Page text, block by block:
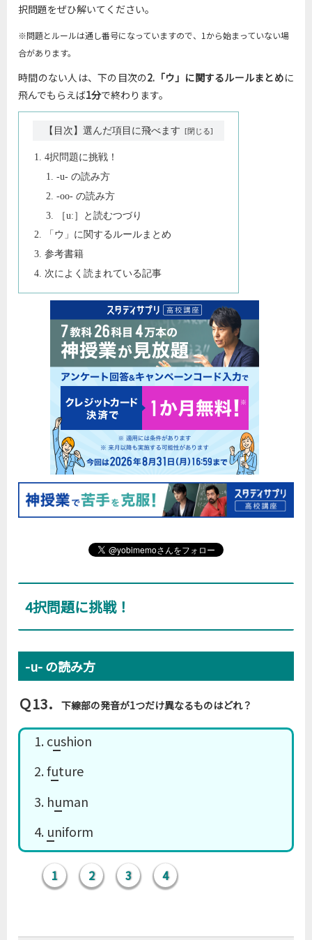
択問題をぜひ解いてください。
※問題とルールは通し番号になっていますので、1から始まっていない場
合があります。
時間のない人は、下の目次の2.「ウ」に関するルールまとめに
飛んでもらえば1分で終わります。
【目次】選んだ項目に飛べます
4択問題に挑戦！
-u- の読み方
-oo- の読み方
［uː］と読むつづり
「ウ」に関するルールまとめ
参考書籍
次によく読まれている記事
4択問題に挑戦！
-u- の読み方
Ｑ13． 下線部の発音が1つだけ異なるものはどれ？
1. cushion
2. future
3. human
4. uniform
1 2 3 4